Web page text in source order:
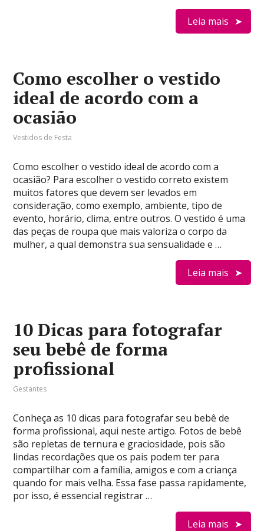
Leia mais
Como escolher o vestido
ideal de acordo com a
ocasião
Vestidos de Festa
Como escolher o vestido ideal de acordo com a
ocasião? Para escolher o vestido correto existem
muitos fatores que devem ser levados em
consideração, como exemplo, ambiente, tipo de
evento, horário, clima, entre outros. O vestido é uma
das peças de roupa que mais valoriza o corpo da
mulher, a qual demonstra sua sensualidade e …
Leia mais
10 Dicas para fotografar
seu bebê de forma
profissional
Gestantes
Conheça as 10 dicas para fotografar seu bebê de
forma profissional, aqui neste artigo. Fotos de bebê
são repletas de ternura e graciosidade, pois são
lindas recordações que os pais podem ter para
compartilhar com a família, amigos e com a criança
quando for mais velha. Essa fase passa rapidamente,
por isso, é essencial registrar …
Leia mais